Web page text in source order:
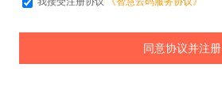
同意协议并注册